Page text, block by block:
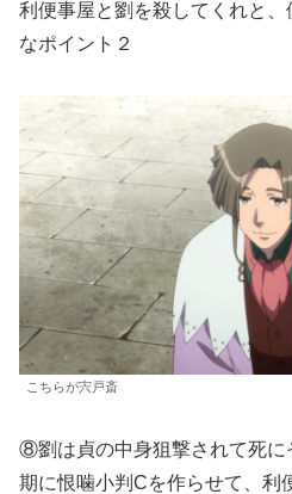
利便事屋と劉を殺してくれと
なポイント２
こちらが宍戸斎
⑧劉は貞の中身狙撃されて死に
期に恨噛小判Cを作らせて、利